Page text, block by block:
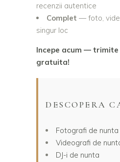
recenzii autentice
Complet — foto,
singur loc
Incepe acum — trimite
gratuita!
DESCOPERA
Fotografi de nunta
Videografi de
DJ-i de nunta